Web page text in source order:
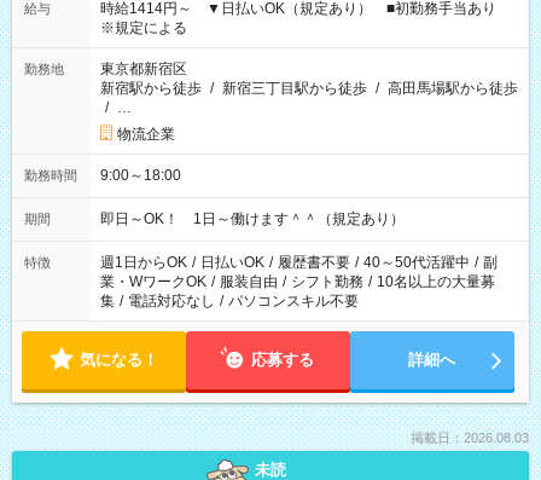
給与
時給1414円～ ▼日払いOK（規定あり） ■初勤務手当あり
※規定による
勤務地
東京都新宿区
新宿駅から徒歩 / 新宿三丁目駅から徒歩 / 高田馬場駅から徒歩
/ …
物流企業
勤務時間 9:00～18:00
期間 即日～OK！ 1日～働けます＾＾（規定あり）
特徴 週1日からOK / 日払いOK / 履歴書不要 / 40～50代活躍中 / 副
業・WワークOK / 服装自由 / シフト勤務 / 10名以上の大量募
集 / 電話対応なし / パソコンスキル不要
気になる！ 応募する 詳細へ
掲載日：2026.08.03
未読